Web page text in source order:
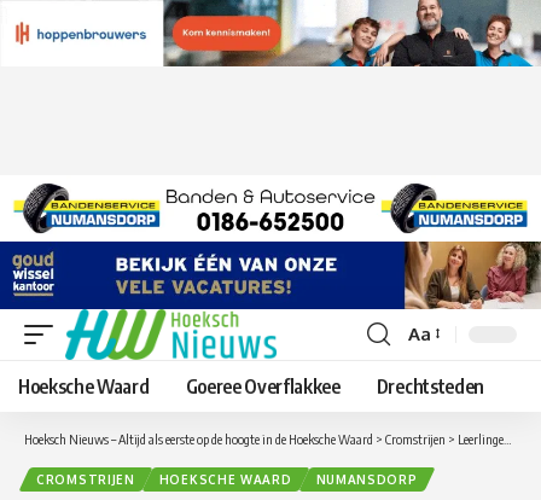
Lettergrootte
aanpassen
Aa
Hoeksche Waard Goeree Overflakkee Drechtsteden
Hoeksch Nieuws – Altijd als eerste op de hoogte in de Hoeksche Waard > Cromstrijen > Leerlingen en bewoners Buitensluis in Numansdorp samen aan het ontbijt
CROMSTRIJEN HOEKSCHE WAARD NUMANSDORP